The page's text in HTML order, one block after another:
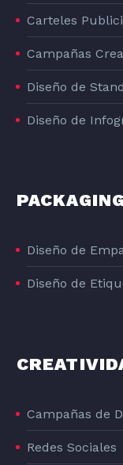
Carteles
Campañas
Diseño de
Diseño de
PACKAGING
Diseño de
Diseño de
Campañas de
Redes Sociales